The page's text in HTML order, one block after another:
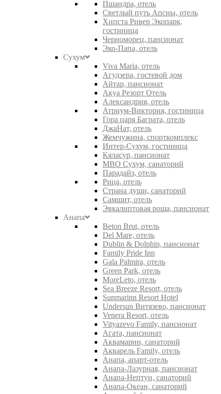
Пшандра, отель
Светлый путь Апсны, отель
Хипста Ривер Экопарк,
гостиница
Черноморец, пансионат
Эко-Папа, отель
Сухум
Viva Maria, отель
Агудзера, гостевой дом
Айтар, пансионат
Акуа Резорт Отель
Александрия, отель
Атриум-Виктория, гостиница
Гора царя Баграта, отель
ДжаНат, отель
Жемчужина, спорткомплекс
Интер-Сухум, гостиница
Кяласур, пансионат
МВО Сухум, санаторий
Парадайз, отель
Рица, отель
Страна души, санаторий
Самшит, отель
Эвкалиптовая роща, пансионат
Анапа
Beton Brut, отель
Del Mare, отель
Dublin & Dolphin, пансионат
Family Pride Inn
Gala Palmira, отель
Green Park, отель
MoreLeto, отель
Sea Breeze Resort, отель
Sunmarinn Resort Hotel
Undersun Витязево, пансионат
Venera Resort, отель
Vityazevo Family, пансионат
Агата, пансионат
Аквамарин, санаторий
Акварель Family, отель
Анапа, апарт-отель
Анапа-Лазурная, пансионат
Анапа-Нептун, санаторий
Анапа-Океан, санаторий